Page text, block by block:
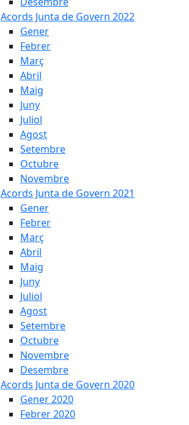
Acords Junta de Govern 2022
Gener
Febrer
Març
Abril
Maig
Juny
Juliol
Agost
Setembre
Octubre
Novembre
Acords Junta de Govern 2021
Gener
Febrer
Març
Abril
Maig
Juny
Juliol
Agost
Setembre
Octubre
Novembre
Desembre
Acords Junta de Govern 2020
Gener 2020
Febrer 2020